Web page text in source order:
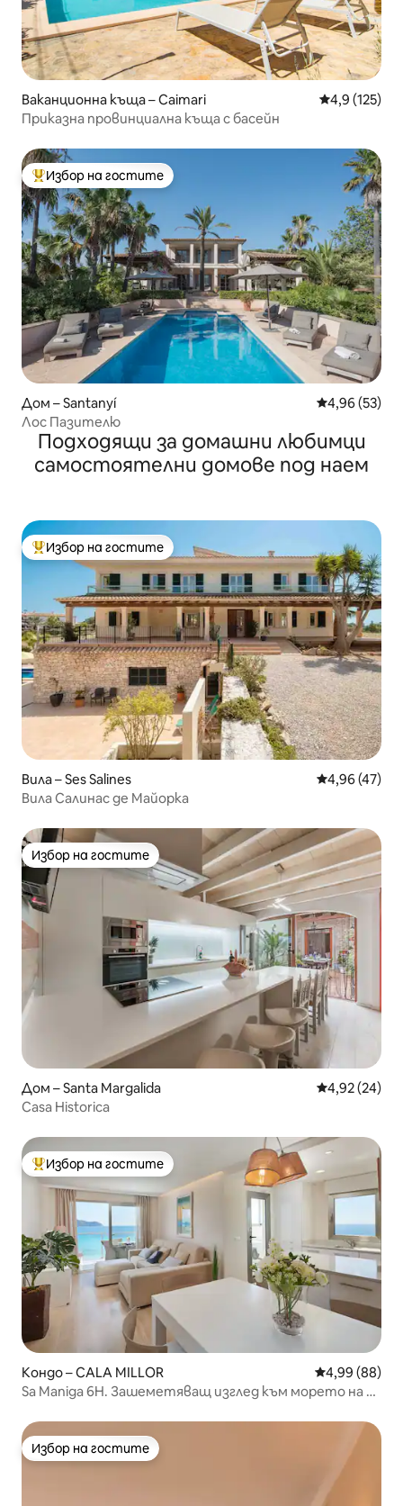
Ваканционна къща – Caimari Средна
4,9 (125)
Приказна провинциална къща с басейн
Най-популярен избор на гостите
Избор на гостите
Дом – Santanyí Средна
4,96 (53)
Лос Пазителю
Подходящи за домашни любимци
самостоятелни домове под наем
Най-популярен избор на гостите
Избор на гостите
Вила – Ses Salines Средна
4,96 (47)
Вила Салинас де Майорка
Избор на гостите
Избор на гостите
Дом – Santa Margalida Средна
4,92 (24)
Casa Historica
Най-популярен избор на гостите
Избор на гостите
Кондо – CALA MILLOR Средна
4,99 (88)
Sa Maniga 6H. Зашеметяващ изглед към морето на 6-
Избор на гостите
Избор на гостите